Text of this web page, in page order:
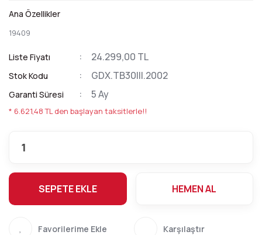
Ana Özellikler
19409
Liste Fiyatı 24.299,00 TL
Stok Kodu GDX.TB30III.2002
Garanti Süresi 5 Ay
* 6.621,48 TL den başlayan taksitlerle!!
SEPETE EKLE HEMEN AL
Karşılaştır